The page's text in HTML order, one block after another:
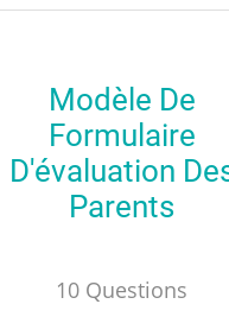
Modèle De
Formulaire
D'évaluation
Parents
10 Questions